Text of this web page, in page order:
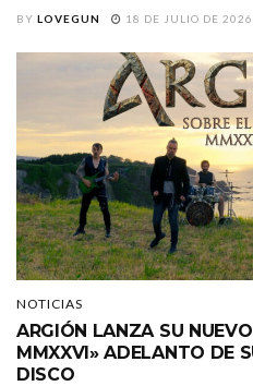
BY LOVEGUN 18 DE JULIO DE 2026
NOTICIAS
ARGIÓN LANZA SU
MMXXVI» ADELANTO DE
DISCO